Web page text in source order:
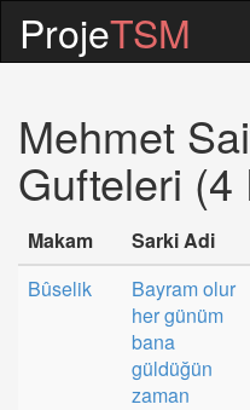
ProjeTSM
Mehmet
Gufteleri (4
Makam Sarki Adi
Bûselik
Bayram olur
her günüm
bana
güldüğün
zaman